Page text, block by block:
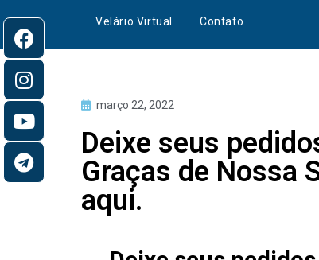
Velário Virtual Contato
março 22, 2022
Deixe seus
Graças de Nossa
aqui.